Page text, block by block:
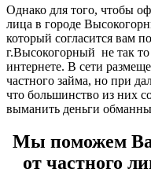
Однако для того, чтобы
лица в городе
который согласится вам
г.Высокогорный не так
интернете. В сети
частного займа, но при
что большинство из них
выманить деньги
Мы поможем
от частного